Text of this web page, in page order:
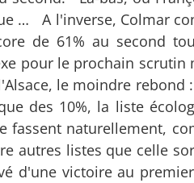
… A l'inverse, Colmar
de 61% au second
pour le prochain
le moindre
des 10%, la liste
fassent naturellement,
autres listes que celle
d'une victoire au